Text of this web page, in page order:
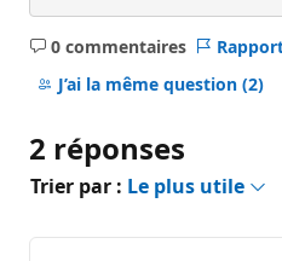
0 commentaires
Aucun
commentaire
J’ai la même question (2)
2 réponses
Trier par : Le plus utile